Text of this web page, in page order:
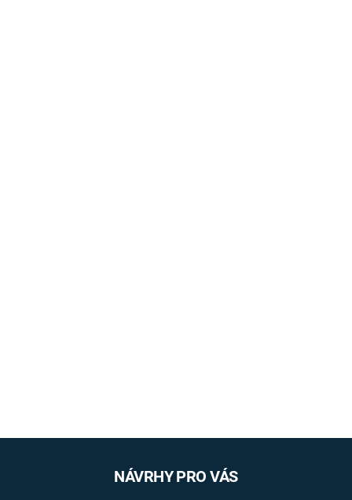
NÁVRHY PRO VÁS